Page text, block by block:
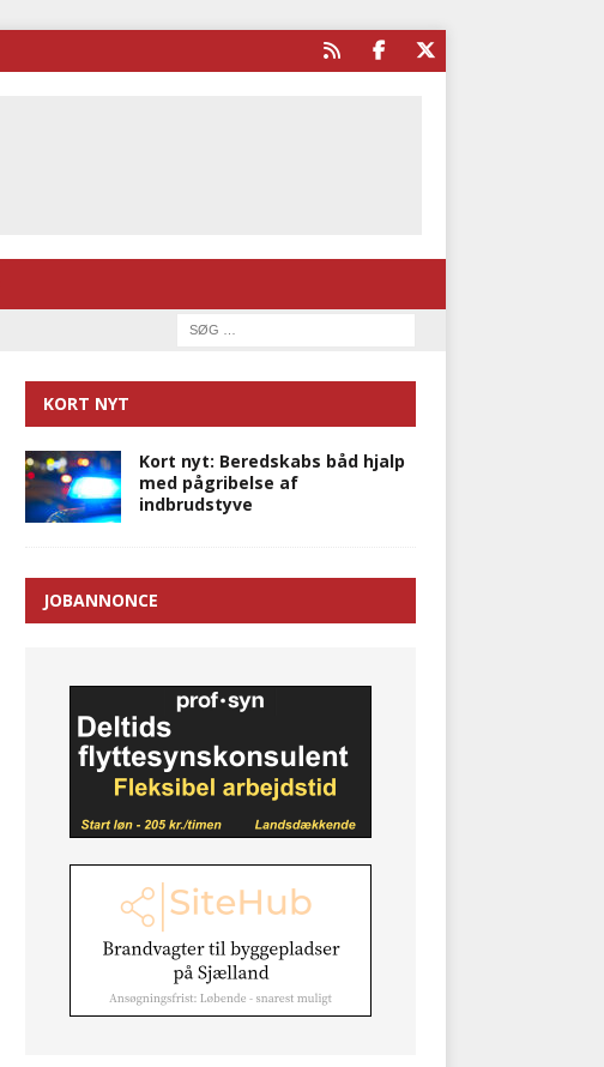
KORT NYT
Kort nyt: Beredskabs båd hjalp
med pågribelse af
indbrudstyve
JOBANNONCE